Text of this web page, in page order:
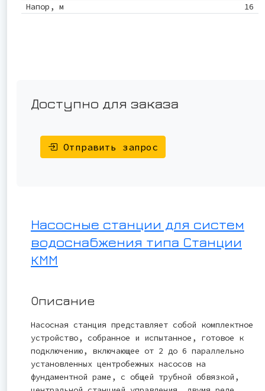
Напор, м
16
Доступно для заказа
Отправить запрос
Насосные станции для систем
водоснабжения типа Станции
КММ
Описание
Насосная станция представляет собой комплектное
устройство, собранное и испытанное, готовое к
подключению, включающее от 2 до 6 параллельно
установленных центробежных насосов на
фундаментной раме, с общей трубной обвязкой,